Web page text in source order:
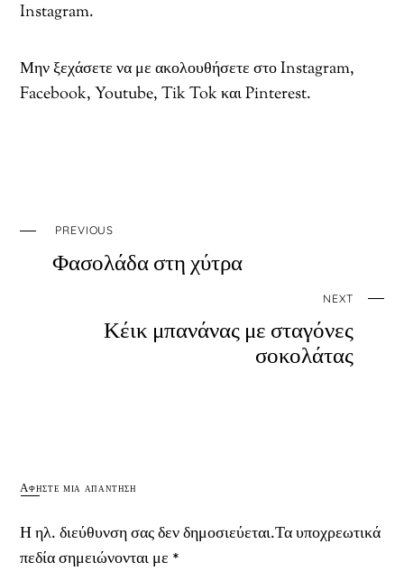
Instagram.
Μην ξεχάσετε να με ακολουθήσετε στο Instagram,
Facebook, Youtube, Tik Tok και Pinterest.
PREVIOUS
Φασολάδα στη χύτρα
NEXT
Κέικ μπανάνας με σταγόνες
σοκολάτας
Αφήστε μια απάντηση
Η ηλ. διεύθυνση σας δεν δημοσιεύεται.Τα υποχρεωτικά
πεδία σημειώνονται με *